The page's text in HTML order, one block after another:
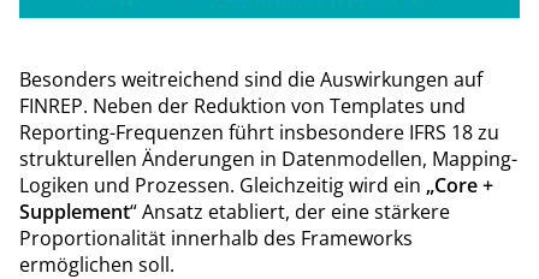
Besonders weitreichend sind die Auswirkungen auf
FINREP. Neben der Reduktion von Templates und
Reporting-Frequenzen führt insbesondere IFRS 18 zu
strukturellen Änderungen in Datenmodellen, Mapping-
Logiken und Prozessen. Gleichzeitig wird ein „Core +
Supplement“ Ansatz etabliert, der eine stärkere
Proportionalität innerhalb des Frameworks
ermöglichen soll.